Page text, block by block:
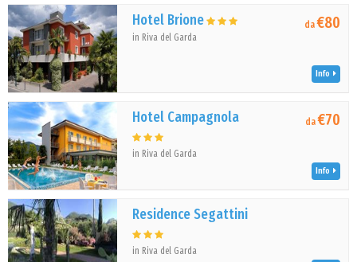
Hotel Brione
in Riva del Garda
da€80
Info
Hotel Campagnola
in Riva del Garda
da€70
Info
Residence Segattini
in Riva del Garda